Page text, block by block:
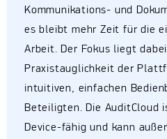
Kommunikations- und
es bleibt mehr Zeit für die
Arbeit. Der Fokus liegt
Praxistauglichkeit der
intuitiven, einfachen
Beteiligten. Die AuditCloud
Device-fähig und kann